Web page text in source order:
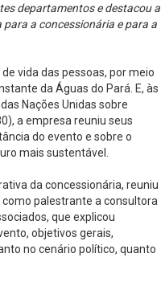
departamentos e destacou a
a concessionária e para a
vida das pessoas, por meio
da Águas do Pará. E, às
Nações Unidas sobre
a empresa reuniu seus
do evento e sobre o
mais sustentável.
da concessionária, reuniu
palestrante a consultora
que explicou
objetivos gerais,
no cenário político, quanto